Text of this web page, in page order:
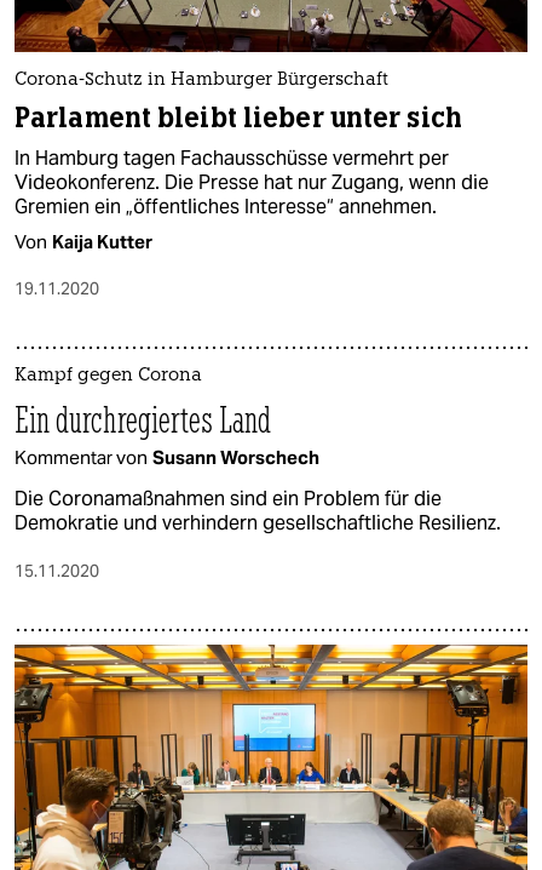
Corona-Schutz in Hamburger Bürgerschaft
Parlament bleibt lieber unter sich
In Hamburg tagen Fachausschüsse vermehrt per
Videokonferenz. Die Presse hat nur Zugang, wenn die
Gremien ein „öffentliches Interesse“ annehmen.
Von Kaija Kutter
19.11.2020
Kampf gegen Corona
Ein durchregiertes Land
Kommentar von Susann Worschech
Die Coronamaßnahmen sind ein Problem für die
Demokratie und verhindern gesellschaftliche Resilienz.
15.11.2020